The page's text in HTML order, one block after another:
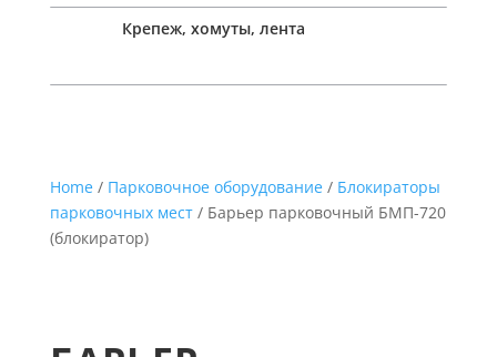
Крепеж, хомуты, лента
Home/ Парковочное оборудование/ Блокираторы
парковочных мест/ Барьер парковочный БМП-720
(блокиратор)